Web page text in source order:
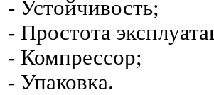
- Устойчивость;
- Простота
- Компрессор;
- Упаковка.